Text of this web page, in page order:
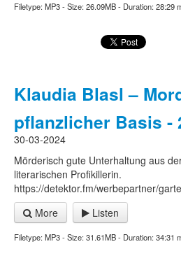
Filetype: MP3 - Size: 26.09MB - Duration: 28:29
Klaudia Blasl –
pflanzlicher Basis -
30-03-2024
Mörderisch gute Unterhaltung aus
literarischen Profikillerin.
https://detektor.fm/werbepartner/
More
Listen
Filetype: MP3 - Size: 31.61MB - Duration: 34:31